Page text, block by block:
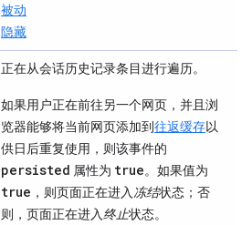
被动
隐藏
正在从会话历史记录条目进行遍历。
如果用户正在前往另一个网页，并且浏
览器能够将当前网页添加到往返缓存以
供日后重复使用，则该事件的
persisted 属性为 true。如果值为
true ，则页面正在进入冻结状态；否
则，页面正在进入终止状态。